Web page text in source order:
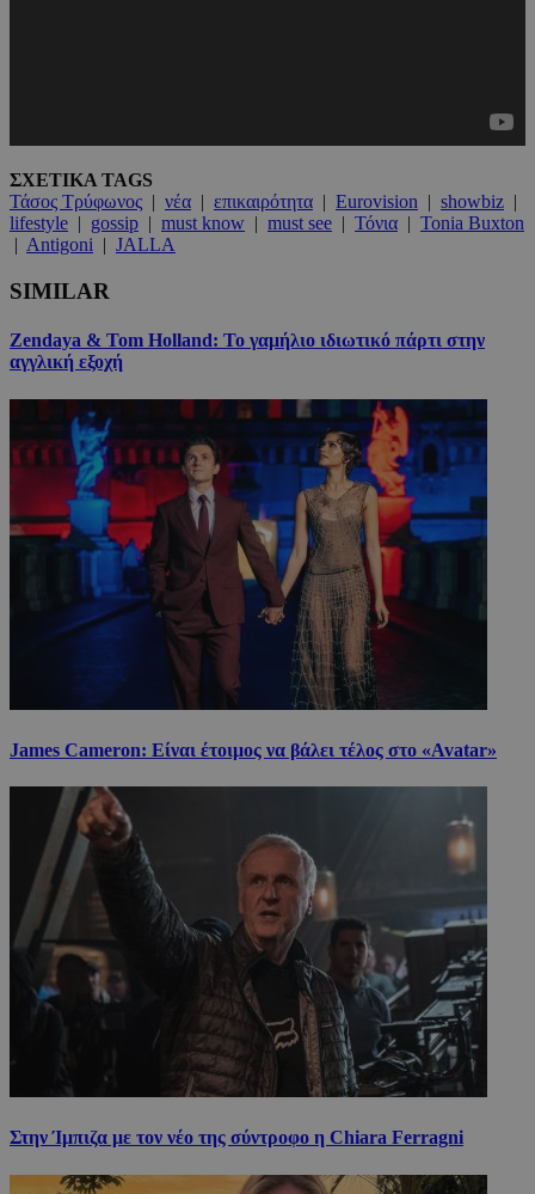
ΣΧΕΤΙΚΑ TAGS
Τάσος Τρύφωνος | νέα | επικαιρότητα | Eurovision | showbiz |
lifestyle | gossip | must know | must see | Τόνια | Tonia Buxton
| Antigoni | JALLA
SIMILAR
Zendaya & Tom Holland: Το γαμήλιο ιδιωτικό πάρτι στην
αγγλική εξοχή
James Cameron: Είναι έτοιμος να βάλει τέλος στο «Avatar»
Στην Ίμπιζα με τον νέο της σύντροφο η Chiara Ferragni